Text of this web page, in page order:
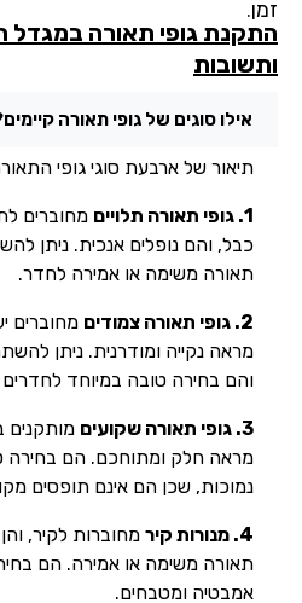
גופי תאורה במגדל
אילו סוגים של גופי תאורה קיימים?
תיאור של ארבעת סוגי גופי התאורה
מחוברים
כבל, והם נופלים אנכית. ניתן
תאורה משימה או אמירה לחדר.
מחוברים
מראה נקייה ומודרנית. ניתן
והם בחירה טובה במיוחד לחדרים עם
מותקנים בתוך
מראה חלק ומתוחכם. הם בחירה
נמוכות, שכן הם אינם תופסים מקום
מחוברות לקיר, והן
תאורה משימה או אמירה. הם בחירה
אמבטיה ומטבחים.